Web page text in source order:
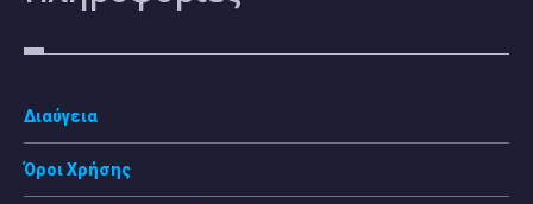
Διαύγεια
Όροι Χρήσης